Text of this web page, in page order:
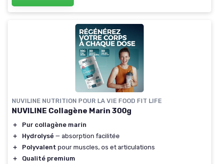
NUVILINE NUTRITION POUR LA VIE FOOD FIT LIFE
NUVILINE Collagène Marin 300g
＋
Pur collagène marin
＋
Hydrolysé — absorption facilitée
＋
Polyvalent pour muscles, os et articulations
＋
Qualité premium